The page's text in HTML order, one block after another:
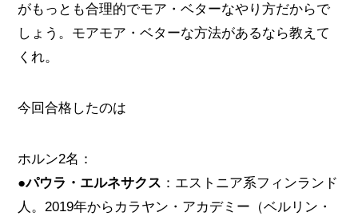
がもっとも合理的でモア・ベターなやり方だからで
しょう。モアモア・ベターな方法があるなら教えて
くれ。
今回合格したのは
ホルン2名：
●パウラ・エルネサクス ：エストニア系フィンランド
人。2019年からカラヤン・アカデミー（ベルリン・